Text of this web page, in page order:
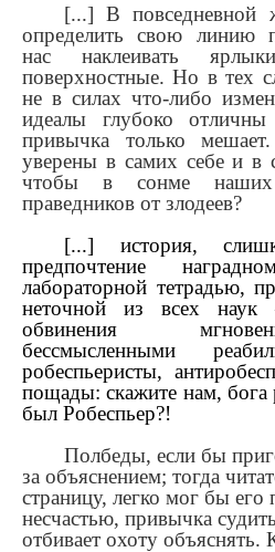
[...] В повседневной
определить свою линию
нас наклеивать
поверхностные. Но в тех
не в силах что-либо
идеалы глубоко
привычка только
уверены в самих себе и в
чтобы в сонме наших
праведников от злодеев?
[...] история,
предпочтение
лабораторной тетрадью,
неточной из всех наук
обвинения
бессмысленными
робеспьеристы,
пощады: скажите нам, бога
был Робеспьер?!
Полбеды, если бы
за объяснением; тогда
страницу, легко мог бы его
несчастью, привычка
отбивает охоту объяснять.